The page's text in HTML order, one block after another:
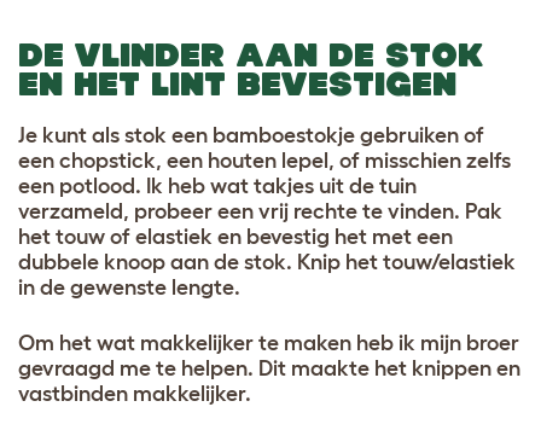
DE VLINDER AAN DE STOK
EN HET LINT BEVESTIGEN
Je kunt als stok een bamboestokje gebruiken of
een chopstick, een houten lepel, of misschien zelfs
een potlood. Ik heb wat takjes uit de tuin
verzameld, probeer een vrij rechte te vinden. Pak
het touw of elastiek en bevestig het met een
dubbele knoop aan de stok. Knip het touw/elastiek
in de gewenste lengte.
Om het wat makkelijker te maken heb ik mijn broer
gevraagd me te helpen. Dit maakte het knippen en
vastbinden makkelijker.